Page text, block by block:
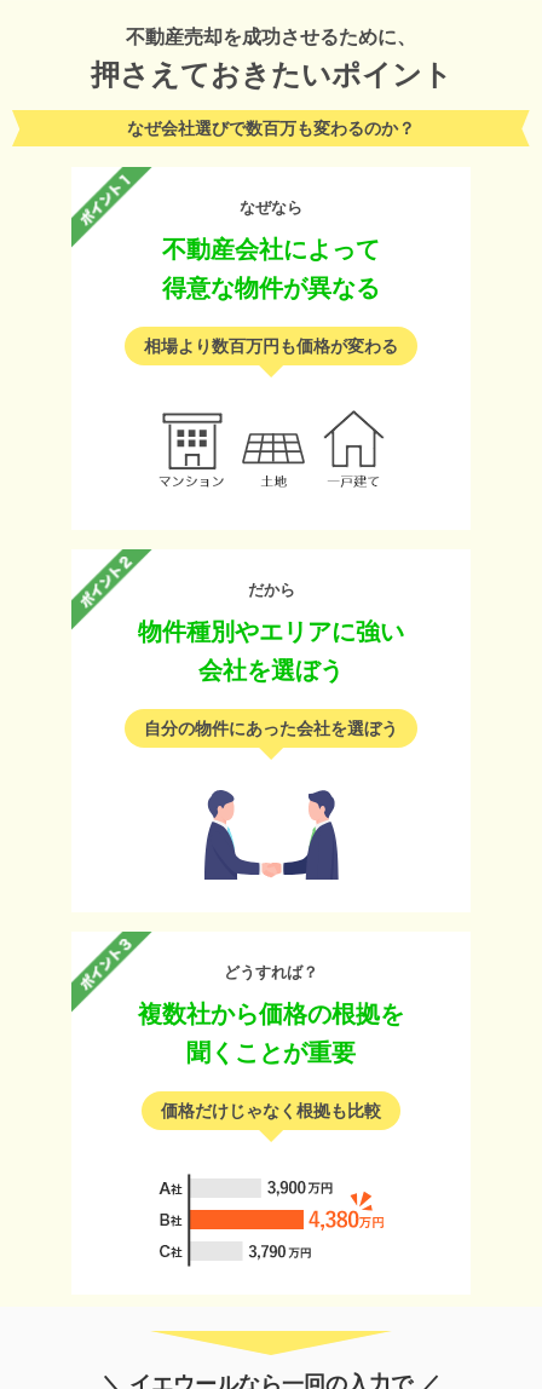
不動産売却を成功させるために、
押さえておきたいポイント
なぜ会社選びで数百万も変わるのか？
なぜなら
不動産会社によって
得意な物件が異なる
相場より数百万円も価格が変わる
だから
物件種別やエリアに強い
会社を選ぼう
自分の物件にあった会社を選ぼう
どうすれば？
複数社から価格の根拠を
聞くことが重要
価格だけじゃなく根拠も比較